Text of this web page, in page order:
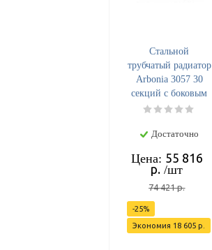
Стальной
трубчатый радиатор
Arbonia 3057 30
секций с боковым
подключением
Достаточно
Цена: 55 816
р. /шт
74 421р.
-25%
Экономия 18 605 р.